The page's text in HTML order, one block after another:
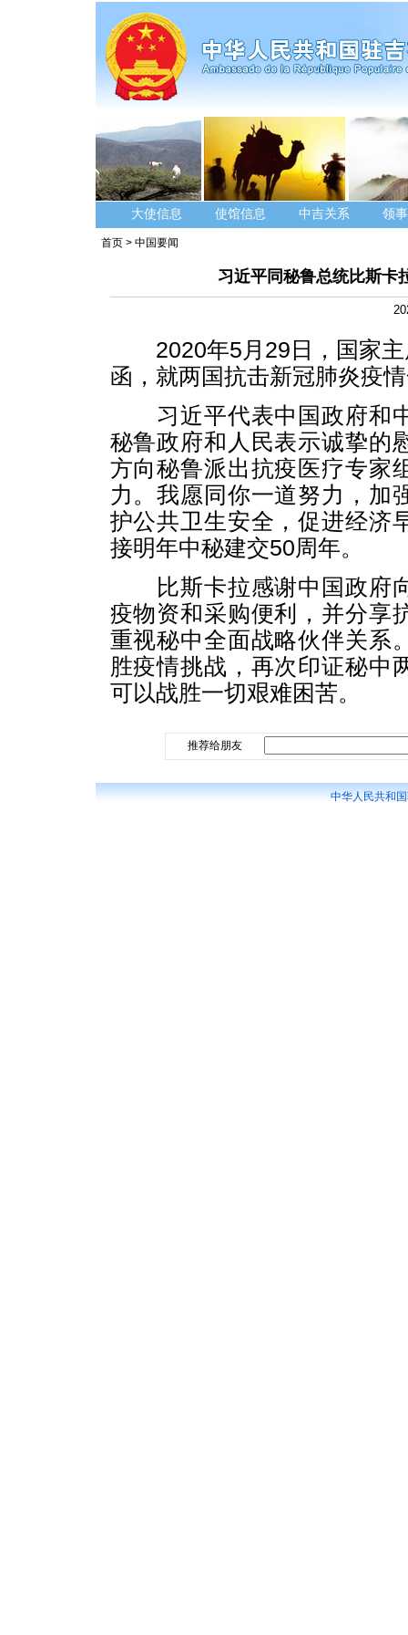
大使信息 使馆信息 中吉关系 领
首页 > 中国要闻
习近平同秘鲁总统比斯卡
2020年5月29日，国家主
函，就两国抗击新冠肺炎疫
习近平代表中国政府和中
秘鲁政府和人民表示诚挚的
方向秘鲁派出抗疫医疗专家
力。我愿同你一道努力，加
护公共卫生安全，促进经济
接明年中秘建交50周年。
比斯卡拉感谢中国政府向
疫物资和采购便利，并分享
重视秘中全面战略伙伴关系
胜疫情挑战，再次印证秘中
可以战胜一切艰难困苦。
推荐给朋友
中华人民共和